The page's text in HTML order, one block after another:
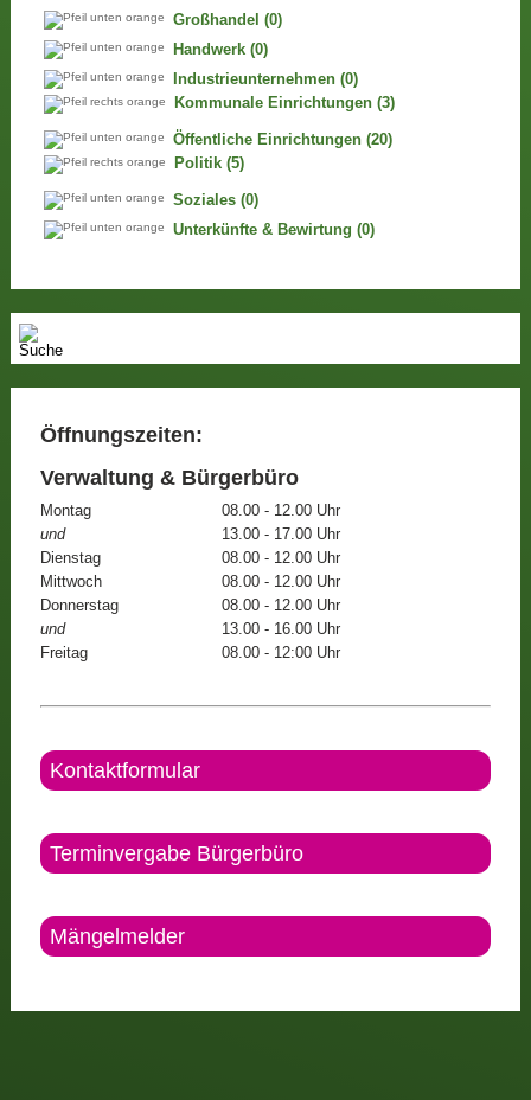
Großhandel (0)
Handwerk (0)
Industrieunternehmen (0)
Kommunale Einrichtungen (3)
Öffentliche Einrichtungen (20)
Politik (5)
Soziales (0)
Unterkünfte & Bewirtung (0)
Öffnungszeiten:
Verwaltung & Bürgerbüro
Montag
08.00 - 12.00 Uhr
und
13.00 - 17.00 Uhr
Dienstag
08.00 - 12.00 Uhr
Mittwoch
08.00 - 12.00 Uhr
Donnerstag
08.00 - 12.00 Uhr
und
13.00 - 16.00 Uhr
Freitag
08.00 - 12:00 Uhr
Kontaktformular
Terminvergabe Bürgerbüro
Mängelmelder